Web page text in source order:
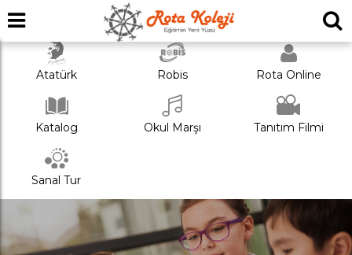
Atatürk Robis Rota Online
Katalog Okul Marşı Tanıtım Filmi
Sanal Tur